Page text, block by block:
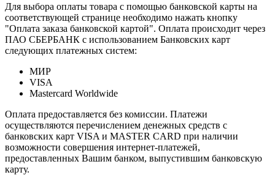
Для выбора оплаты товара с помощью банковской карты на
соответствующей странице необходимо нажать кнопку
"Оплата заказа банковской картой". Оплата происходит через
ПАО СБЕРБАНК с использованием Банковских карт
следующих платежных систем:
МИР
VISA
Mastercard Worldwide
Оплата предоставляется без комиссии. Платежи
осуществляются перечислением денежных средств с
банковских карт VISA и MASTER CARD при наличии
возможности совершения интернет-платежей,
предоставленных Вашим банком, выпустившим банковскую
карту.